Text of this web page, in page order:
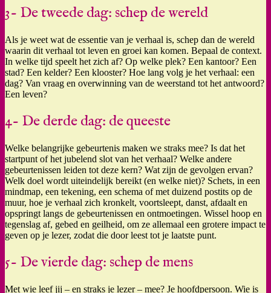
3- De tweede dag: schep de wereld
Als je weet wat de essentie van je verhaal is, schep dan de wereld
waarin dit verhaal tot leven en groei kan komen. Bepaal de context.
In welke tijd speelt het zich af? Op welke plek? Een kantoor? Een
stad? Een kelder? Een klooster? Hoe lang volg je het verhaal: een
dag? Van vraag en overwinning van de weerstand tot het antwoord?
Een leven?
4- De derde dag: de queeste
Welke belangrijke gebeurtenis maken we straks mee? Is dat het
startpunt of het jubelend slot van het verhaal? Welke andere
gebeurtenissen leiden tot deze kern? Wat zijn de gevolgen ervan?
Welk doel wordt uiteindelijk bereikt (en welke niet)? Schets, in een
mindmap, een tekening, een schema of met duizend postits op de
muur, hoe je verhaal zich kronkelt, voortsleept, danst, afdaalt en
opspringt langs de gebeurtenissen en ontmoetingen. Wissel hoop en
tegenslag af, gebed en geilheid, om ze allemaal een grotere impact te
geven op je lezer, zodat die door leest tot je laatste punt.
5- De vierde dag: schep de mens
Met wie leef jij – en straks je lezer – mee? Je hoofdpersoon. Wie is